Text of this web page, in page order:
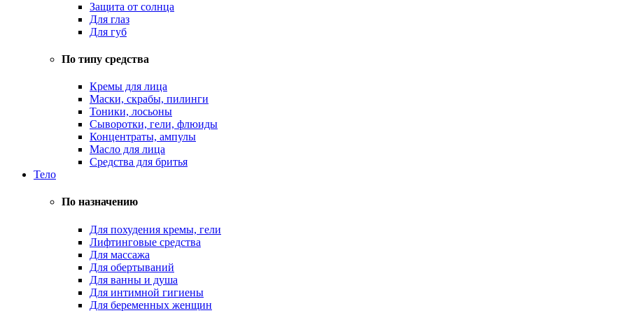
Защита от солнца
Для глаз
Для губ
По типу средства
Кремы для лица
Маски, скрабы, пилинги
Тоники, лосьоны
Сыворотки, гели, флюиды
Концентраты, ампулы
Масло для лица
Средства для бритья
Тело
По назначению
Для похудения кремы, гели
Лифтинговые средства
Для массажа
Для обертываний
Для ванны и душа
Для интимной гигиены
Для беременных женщин